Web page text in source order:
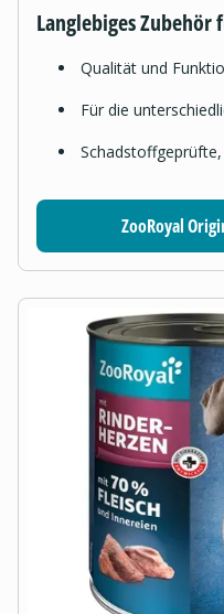
Langlebiges
Qualität und
Für die
ZooRoyal